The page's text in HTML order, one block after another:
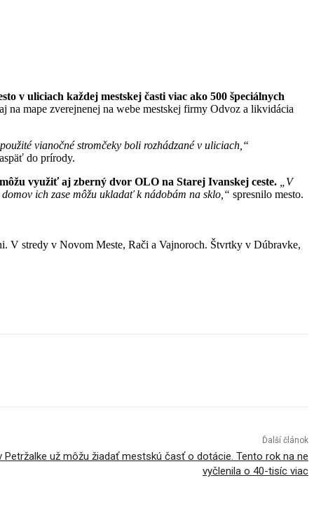
v uliciach každej mestskej časti viac ako 500 špeciálnych
na mape zverejnenej na webe mestskej firmy Odvoz a likvidácia
vianočné stromčeky boli rozhádzané v uliciach,“
do prírody.
využiť aj zberný dvor OLO na Starej Ivanskej ceste.
„V
ich zase môžu ukladať k nádobám na sklo,“ spresnilo mesto.
V stredy v Novom Meste, Rači a Vajnoroch. Štvrtky v Dúbravke,
Ďalší článok
Petržalke už môžu žiadať mestskú časť o dotácie. Tento rok na ne
vyčlenila o 40-tisíc viac